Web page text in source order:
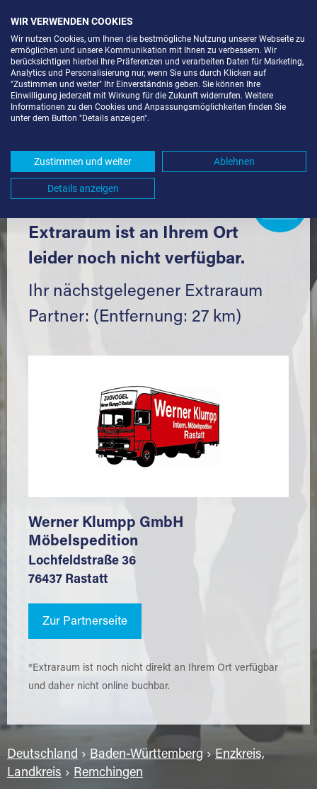
SELF STORAGE IN REMCHINGEN
Komfortabel einlagern mit Extraraum
Extraraum ist an Ihrem Ort
leider noch nicht verfügbar.
Ihr nächstgelegener Extraraum
Partner: (Entfernung: 27 km)
Werner Klumpp GmbH
Möbelspedition
Lochfeldstraße 36
76437 Rastatt
Zur Partnerseite
*Extraraum ist noch nicht direkt an Ihrem Ort verfügbar
und daher nicht online buchbar.
Deutschland › Baden-Württemberg› Enzkreis,
Landkreis › Remchingen
WIR VERWENDEN COOKIES
Wir nutzen Cookies, um Ihnen die bestmögliche Nutzung unserer Webseite zu
ermöglichen und unsere Kommunikation mit Ihnen zu verbessern. Wir
berücksichtigen hierbei Ihre Präferenzen und verarbeiten Daten für Marketing,
Analytics und Personalisierung nur, wenn Sie uns durch Klicken auf
"Zustimmen und weiter" Ihr Einverständnis geben. Sie können Ihre
Einwilligung jederzeit mit Wirkung für die Zukunft widerrufen. Weitere
Informationen zu den Cookies und Anpassungsmöglichkeiten finden Sie
unter dem Button "Details anzeigen".
Zustimmen und weiter Ablehnen
Details anzeigen